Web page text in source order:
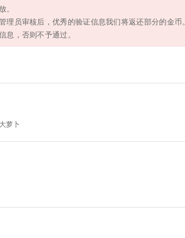
员审核后，优秀的验证信息我们将返还部分的金币。
，否则不予通过。
萝卜